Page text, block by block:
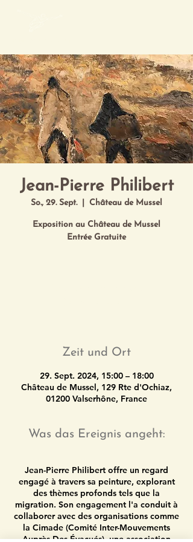
Jean-Pierre Philibert
So., 29. Sept.
  |
Château de Mussel
Exposition au Château de Mussel
Entrée Gratuite
Zeit und Ort
29. Sept. 2024, 15:00 – 18:00
Château de Mussel, 129 Rte d'Ochiaz,
01200 Valserhône, France
Was das Ereignis angeht:
Jean-Pierre Philibert offre un regard
engagé à travers sa peinture, explorant
des thèmes profonds tels que la
migration. Son engagement l'a conduit à
collaborer avec des organisations comme
la Cimade (Comité Inter-Mouvements
Auprès Des Évacués), une association